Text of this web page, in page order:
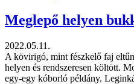
Meglepő helyen
2022.05.11.
A kövirigó, mint fészkelő faj
helyen és rendszeresen költött.
egy-egy kóborló példány.